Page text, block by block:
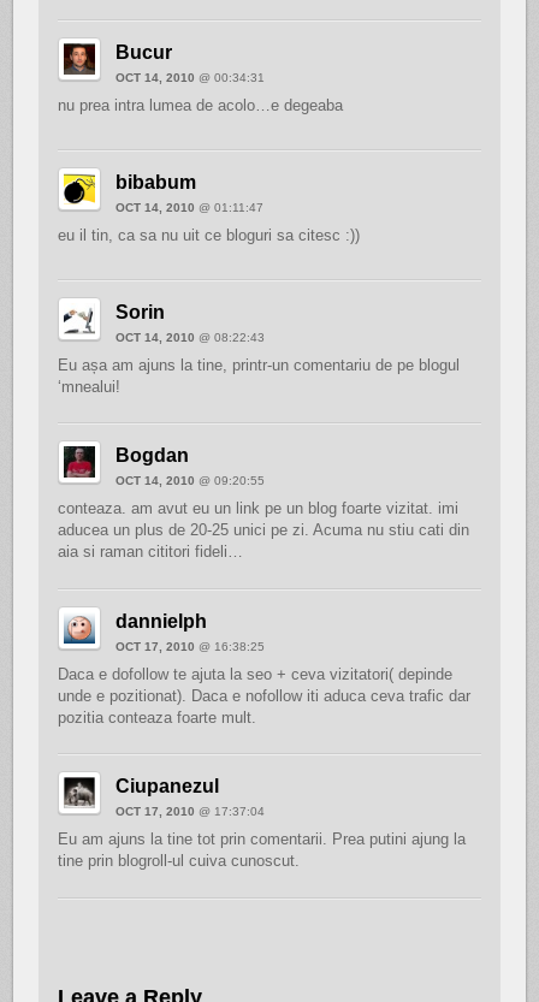
Bucur
OCT 14, 2010 @ 00:34:31
nu prea intra lumea de acolo…e degeaba
bibabum
OCT 14, 2010 @ 01:11:47
eu il tin, ca sa nu uit ce bloguri sa citesc :))
Sorin
OCT 14, 2010 @ 08:22:43
Eu așa am ajuns la tine, printr-un comentariu de pe blogul
‘mnealui!
Bogdan
OCT 14, 2010 @ 09:20:55
conteaza. am avut eu un link pe un blog foarte vizitat. imi
aducea un plus de 20-25 unici pe zi. Acuma nu stiu cati din
aia si raman cititori fideli…
dannielph
OCT 17, 2010 @ 16:38:25
Daca e dofollow te ajuta la seo + ceva vizitatori( depinde
unde e pozitionat). Daca e nofollow iti aduca ceva trafic dar
pozitia conteaza foarte mult.
Ciupanezul
OCT 17, 2010 @ 17:37:04
Eu am ajuns la tine tot prin comentarii. Prea putini ajung la
tine prin blogroll-ul cuiva cunoscut.
Leave a Reply